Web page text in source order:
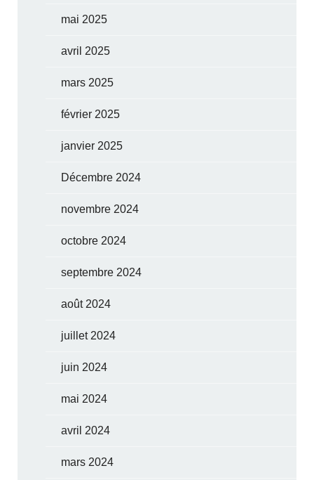
mai 2025
avril 2025
mars 2025
février 2025
janvier 2025
Décembre 2024
novembre 2024
octobre 2024
septembre 2024
août 2024
juillet 2024
juin 2024
mai 2024
avril 2024
mars 2024